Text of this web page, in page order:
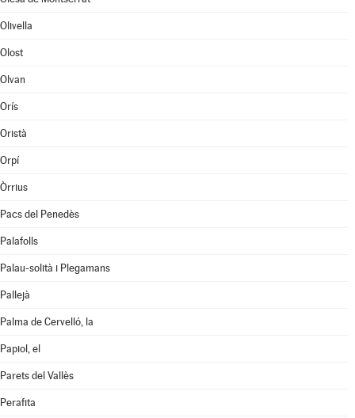
Olivella
Olost
Olvan
Orís
Oristà
Orpí
Òrrius
Pacs del Penedès
Palafolls
Palau-solità i Plegamans
Pallejà
Palma de Cervelló, la
Papiol, el
Parets del Vallès
Perafita